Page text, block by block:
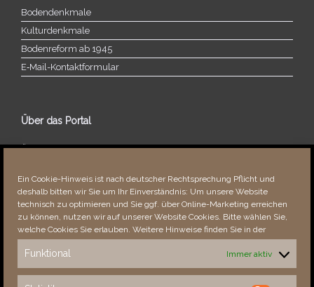
Ein Cookie-Hinweis ist nach deutscher Rechtsprechung Pflicht und
deshalb bitten wir Sie um Ihr Einverständnis: Um unsere Website
technisch zu optimieren und Sie ggf. über Online-Marketing erreichen
zu können, nutzen wir auf unserer Website Cookies. Bitte wählen Sie,
welche Cookies Sie erlauben. Weitere Hinweise finden Sie in der
Funktional Immer aktiv
Bodendenkmale
Kulturdenkmale
Bodenreform ab 1945
E‑Mail-​​Kontaktformular
Über das Portal
Über dieses Portal
Fehler bemerkt?
Besucher seit 08/​2021